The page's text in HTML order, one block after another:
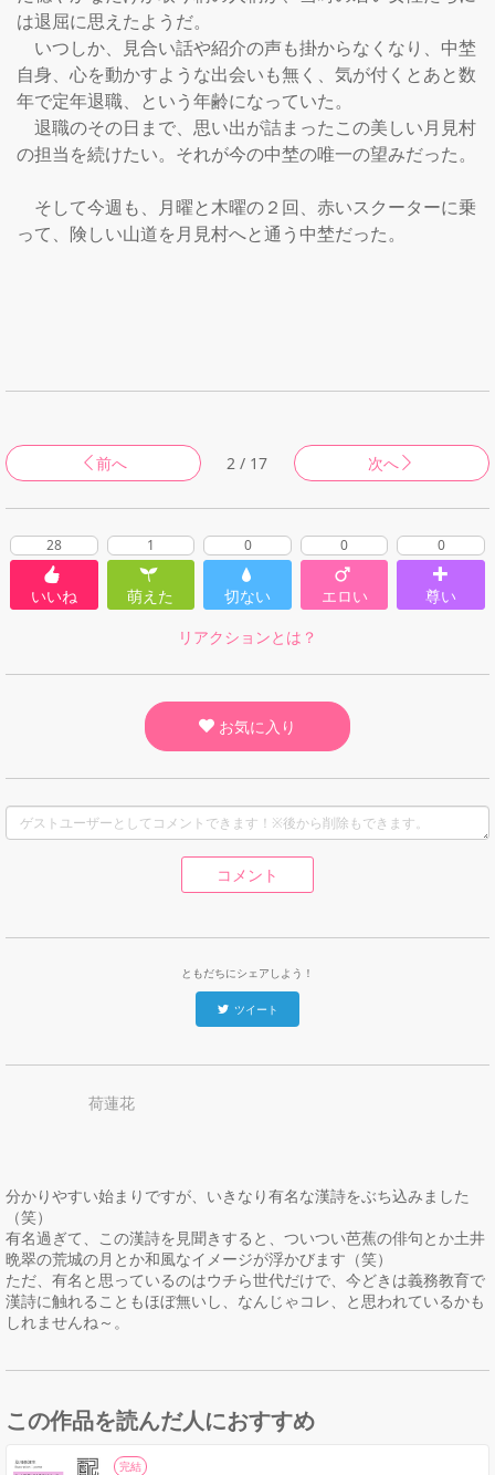
は退屈に思えたようだ。
いつしか、見合い話や紹介の声も掛からなくなり、中埜
自身、心を動かすような出会いも無く、気が付くとあと数
年で定年退職、という年齢になっていた。
退職のその日まで、思い出が詰まったこの美しい月見村
の担当を続けたい。それが今の中埜の唯一の望みだった。
そして今週も、月曜と木曜の２回、赤いスクーターに乗
って、険しい山道を月見村へと通う中埜だった。
前へ 2 / 17 次へ
28
いいね
1
萌えた
0
切ない
0
エロい
0
尊い
リアクションとは？
お気に入り
コメント
ともだちにシェアしよう！
ツイート
荷蓮花
分かりやすい始まりですが、いきなり有名な漢詩をぶち込みました
（笑）
有名過ぎて、この漢詩を見聞きすると、ついつい芭蕉の俳句とか土井
晩翠の荒城の月とか和風なイメージが浮かびます（笑）
ただ、有名と思っているのはウチら世代だけで、今どきは義務教育で
漢詩に触れることもほぼ無いし、なんじゃコレ、と思われているかも
しれませんね～。
この作品を読んだ人におすすめ
完結